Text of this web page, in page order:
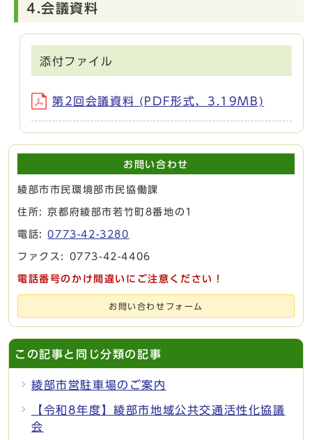
4.会議資料
添付ファイル
第2回会議資料 (PDF形式、3.19MB)
お問い合わせ
綾部市市民環境部市民協働課
住所: 京都府綾部市若竹町8番地の1
電話:0773-42-3280
ファクス: 0773-42-4406
電話番号のかけ間違いにご注意ください！
お問い合わせフォーム
この記事と同じ分類の記事
綾部市営駐車場のご案内
【令和8年度】綾部市地域公共交通活性化協議
会